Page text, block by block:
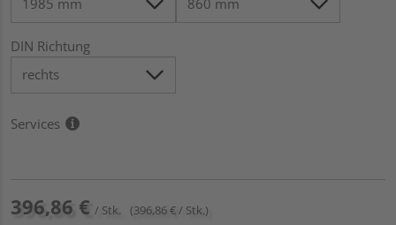
DIN Richtung
Services
396,86 € / Stk. (396,86 € / Stk.)